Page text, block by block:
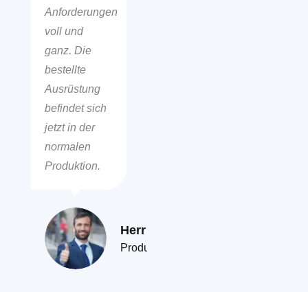
Anforderungen
voll und
ganz. Die
bestellte
Ausrüstung
befindet sich
jetzt in der
normalen
Produktion.
Herr Daniel K.
Produktionsleiter